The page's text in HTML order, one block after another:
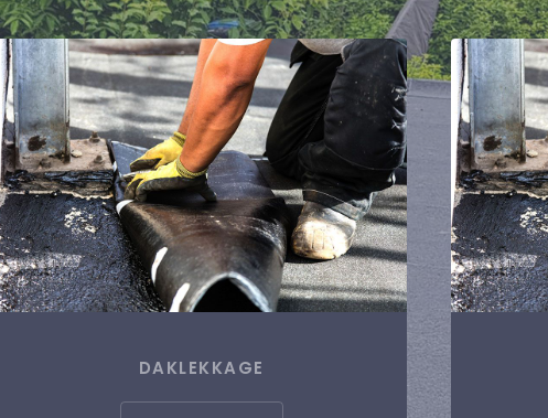
DAKLEKKAGE